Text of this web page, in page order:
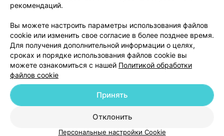
Обработка персональных данных
© 2026 ООО «Артокс Лаб», УНП 191700409
| 220012, Республика Беларусь,
Служба поддержки +375 291212755
рекомендаций.
Вы можете настроить параметры использования файлов
cookie или изменить свое согласие в более позднее время.
Для получения дополнительной информации о целях,
сроках и порядке использования файлов cookie вы
можете ознакомиться с нашей Политикой обработки
файлов cookie
Отклонить
Принять
Персональные настройки Cookie